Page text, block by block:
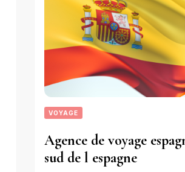
VOYAGE
Agence de voyage
sud de l espagne